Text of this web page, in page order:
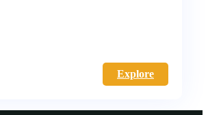
Explore